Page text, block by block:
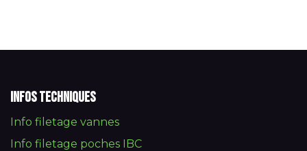
Infos techniques
Info filetage vannes
Info filetage poches IBC